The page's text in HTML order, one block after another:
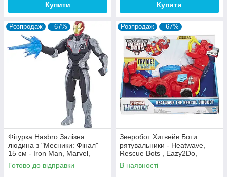
Купити Купити
Розпродаж –67%
Фігурка Hasbro Залізна
людина з "Месники: Фінал"
15 см - Iron Man, Marvel,
Avengers: Endgame
Готово до відправки
Розпродаж –67%
Зверобот Хитвейв Боти
рятувальники - Heatwave,
Rescue Bots , Eazy2Do,
Hasbro
В наявності